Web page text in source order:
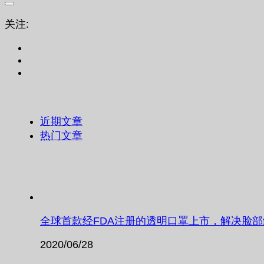
关注:
近期文章
热门文章
全球首款经FDA注册的透明口罩上市，解决脸
2020/06/28